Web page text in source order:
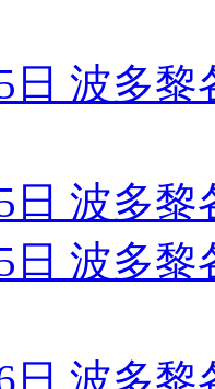
日 波多
日 波多
日 波多
日 波多